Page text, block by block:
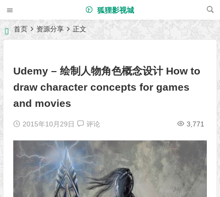
狐狸影视城
首页 资源分享 正文
Udemy – 绘制人物角色概念设计 How to
draw character concepts for games
and movies
2015年10月29日 评论 3,771